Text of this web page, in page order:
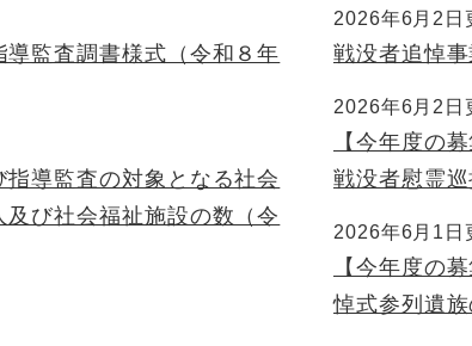
監査調書様式（令和８年
導監査の対象となる社会
び社会福祉施設の数（令
2026年6月2日
戦没者追悼
2026年6月2日
【今年度の
戦没者慰霊
2026年6月1日
【今年度の
悼式参列遺